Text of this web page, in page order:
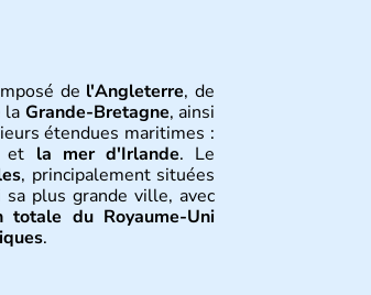
de l'Angleterre, de
la Grande-Bretagne, ainsi
étendues maritimes :
et la mer d'Irlande. Le
, principalement situées
sa plus grande ville, avec
totale du Royaume-Uni
.